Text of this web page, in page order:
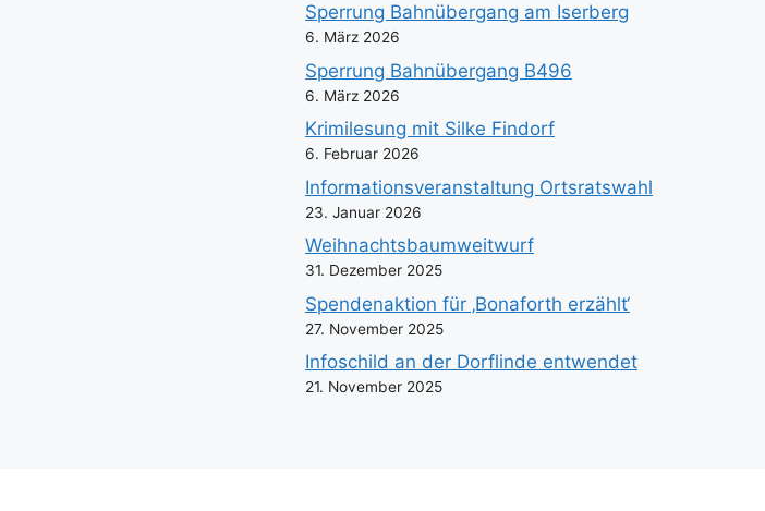
Sperrung Bahnübergang am Iserberg
6. März 2026
Sperrung Bahnübergang B496
6. März 2026
Krimilesung mit Silke Findorf
6. Februar 2026
Informationsveranstaltung Ortsratswahl
23. Januar 2026
Weihnachtsbaumweitwurf
31. Dezember 2025
Spendenaktion für ‚Bonaforth erzählt‘
27. November 2025
Infoschild an der Dorflinde entwendet
21. November 2025